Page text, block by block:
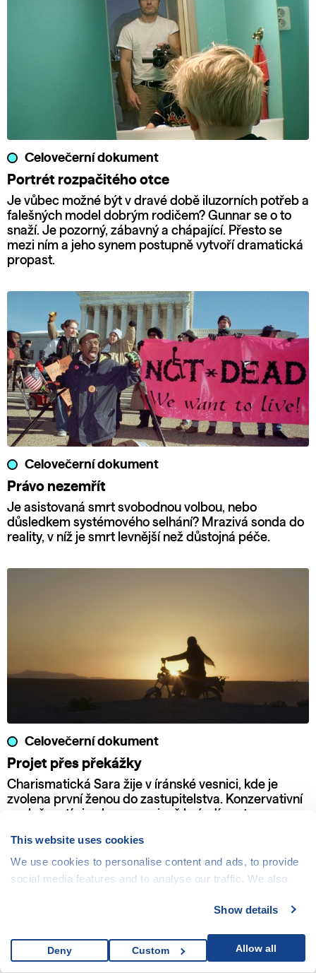
This website uses cookies
We use cookies to personalise content and ads, to provide
social media features and to analyse our traffic. We also
media, advertising and analytics partners who may
them or that they’ve collected from your use of their
services.
Show details
Allow all
Custom
Deny
Celovečerní dokument
Portrét rozpačitého otce
Je vůbec možné být v dravé době iluzorních potřeb a
falešných model dobrým rodičem? Gunnar se o to
snaží. Je pozorný, zábavný a chápající. Přesto se
mezi ním a jeho synem postupně vytvoří dramatická
propast.
Celovečerní dokument
Právo nezemřít
Je asistovaná smrt svobodnou volbou, nebo
důsledkem systémového selhání? Mrazivá sonda do
reality, v níž je smrt levnější než důstojná péče.
Celovečerní dokument
Projet přes překážky
Charismatická Sara žije v íránské vesnici, kde je
zvolena první ženou do zastupitelstva. Konzervativní
společností si nekompromisně brázdí cestu se svou